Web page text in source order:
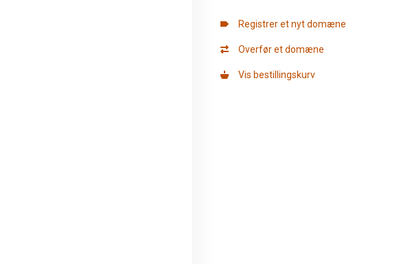
Registrer et nyt domæne
Overfør et domæne
Vis bestillingskurv